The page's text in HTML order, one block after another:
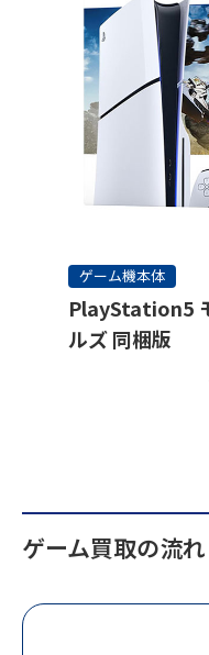
ゲーム機本体
PlayStation5
ルズ 同梱版
ゲーム買取の流れ